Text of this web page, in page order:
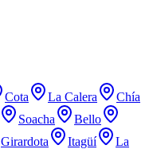
Cota La Calera
Chía
Soacha
Bello
Girardota Itagüí
La